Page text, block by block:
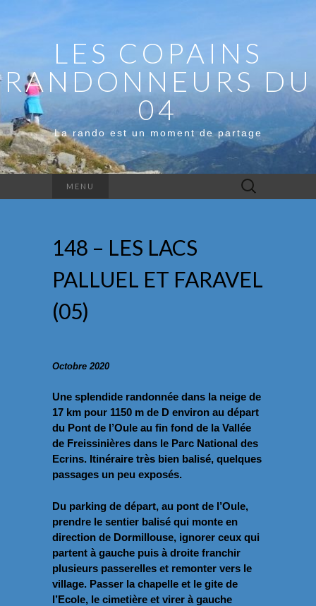
LES COPAINS
RANDONNEURS DU
04
La rando est un moment de partage
MENU Rechercher :
148 – LES LACS
PALLUEL ET FARAVEL
(05)
Octobre 2020
Une splendide randonnée dans la neige de
17 km pour 1150 m de D environ au départ
du Pont de l’Oule au fin fond de la Vallée
de Freissinières dans le Parc National des
Ecrins. Itinéraire très bien balisé, quelques
passages un peu exposés.
Du parking de départ, au pont de l’Oule,
prendre le sentier balisé qui monte en
direction de Dormillouse, ignorer ceux qui
partent à gauche puis à droite franchir
plusieurs passerelles et remonter vers le
village. Passer la chapelle et le gite de
l’Ecole, le cimetière et virer à gauche